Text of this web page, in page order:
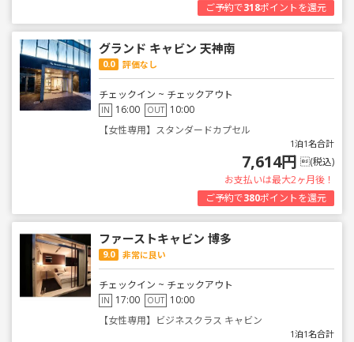
ご予約で318ポイントを還元
グランド キャビン 天神南
0.0 評価なし
チェックイン ~ チェックアウト
IN 16:00 OUT 10:00
【女性専用】スタンダードカプセル
1泊1名合計
7,614円 (税込)
お支払いは最大2ヶ月後！
ご予約で380ポイントを還元
ファーストキャビン 博多
9.0 非常に良い
チェックイン ~ チェックアウト
IN 17:00 OUT 10:00
【女性専用】ビジネスクラス キャビン
1泊1名合計